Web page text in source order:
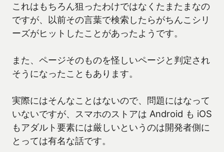
これはもちろん狙ったわけではなくたまたまなの
ですが、以前その言葉で検索したらがちんこシリ
ーズがヒットしたことがあったようです。
また、ページそのものを怪しいページと判定され
そうになったこともあります。
実際にはそんなことはないので、問題にはなって
いないですが、スマホのストアは Android も iOS
もアダルト要素には厳しいというのは開発者側に
とっては有名な話です。